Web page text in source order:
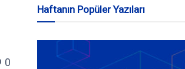
0
Haftanın Popüler Yazıları